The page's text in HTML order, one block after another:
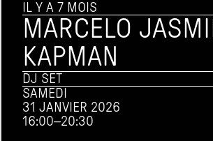
IL Y A 7 MOIS
MARCELO
KAPMAN
DJ SET
SAMEDI
31 JANVIER 2026
16:00–20:30